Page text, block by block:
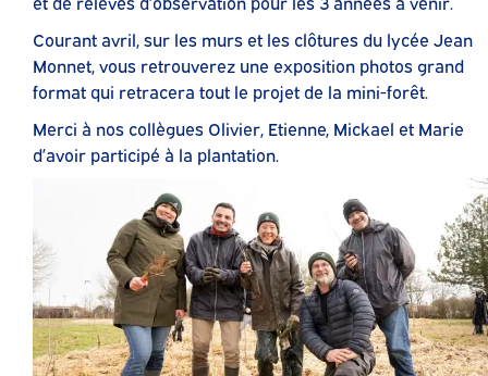
Courant avril, sur les murs et les clôtures du lycée Jean
Monnet, vous retrouverez une exposition photos grand
format qui retracera tout le projet de la mini-forêt.
Merci à nos collègues Olivier, Etienne, Mickael et Marie
d’avoir participé à la plantation.